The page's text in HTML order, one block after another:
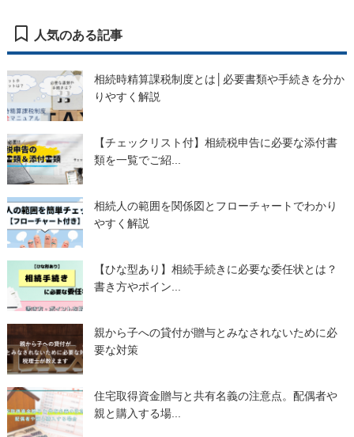
人気のある記事
相続時精算課税制度とは│必要書類や手続きを分か
りやすく解説
【チェックリスト付】相続税申告に必要な添付書
類を一覧でご紹...
相続人の範囲を関係図とフローチャートでわかり
やすく解説
【ひな型あり】相続手続きに必要な委任状とは？
書き方やポイン...
親から子への貸付が贈与とみなされないために必
要な対策
住宅取得資金贈与と共有名義の注意点。配偶者や
親と購入する場...